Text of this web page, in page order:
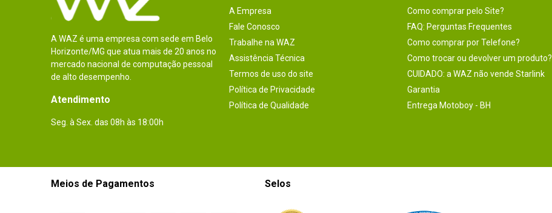
A WAZ é uma empresa com sede em Belo
Horizonte/MG que atua mais de 20 anos no
mercado nacional de computação pessoal
de alto desempenho.
Atendimento
Seg. à Sex. das 08h às 18:00h
A Empresa
Fale Conosco
Trabalhe na WAZ
Assistência Técnica
Termos de uso do site
Política de Privacidade
Política de Qualidade
Como comprar pelo Site?
FAQ: Perguntas Frequentes
Como comprar por Telefone?
Como trocar ou devolver um produto?
CUIDADO: a WAZ não vende Starlink
Garantia
Entrega Motoboy - BH
Meios de Pagamentos Selos